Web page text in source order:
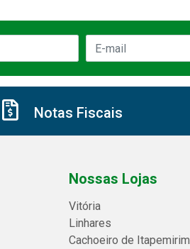
Notas Fiscais
Nossas Lojas
Vitória
Linhares
Cachoeiro de Itapemirim